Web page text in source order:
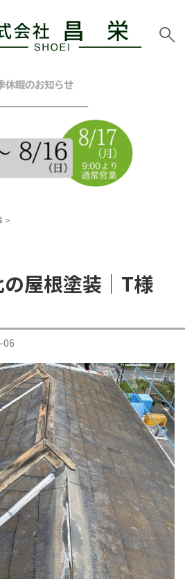
グレー シーリング工事
トイレリフォーム
ブラウン ブルー ベージュ
横須賀市ハイランド
市久里浜
市大矢部
森崎 横須賀市武
長沢 評判 逗子葉山
休暇のお知らせ
>
屋根塗装｜T様
06